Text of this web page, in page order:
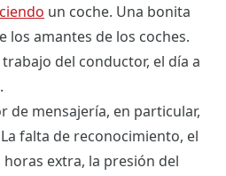
un coche. Una bonita
los amantes de los coches.
del conductor, el día a
de mensajería, en particular,
falta de reconocimiento, el
extra, la presión del